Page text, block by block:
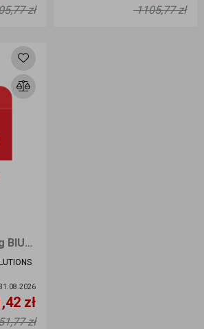
zł 1105,77 zł
WAPRO 365 Gang BIURO do 30 pracowników w kartotece STANOWISKO - Nowa licencja
zł
zł